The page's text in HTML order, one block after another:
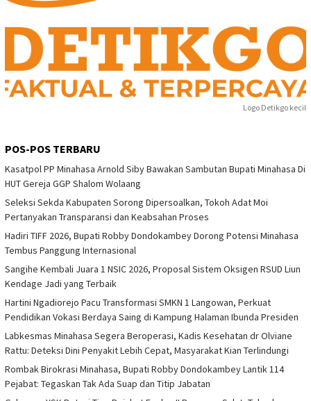
Logo Detikgo kecil
POS-POS TERBARU
Kasatpol PP Minahasa Arnold Siby Bawakan Sambutan Bupati Minahasa Di
HUT Gereja GGP Shalom Wolaang
Seleksi Sekda Kabupaten Sorong Dipersoalkan, Tokoh Adat Moi
Pertanyakan Transparansi dan Keabsahan Proses
Hadiri TIFF 2026, Bupati Robby Dondokambey Dorong Potensi Minahasa
Tembus Panggung Internasional
Sangihe Kembali Juara 1 NSIC 2026, Proposal Sistem Oksigen RSUD Liun
Kendage Jadi yang Terbaik
Hartini Ngadiorejo Pacu Transformasi SMKN 1 Langowan, Perkuat
Pendidikan Vokasi Berdaya Saing di Kampung Halaman Ibunda Presiden
Labkesmas Minahasa Segera Beroperasi, Kadis Kesehatan dr Olviane
Rattu: Deteksi Dini Penyakit Lebih Cepat, Masyarakat Kian Terlindungi
Rombak Birokrasi Minahasa, Bupati Robby Dondokambey Lantik 114
Pejabat: Tegaskan Tak Ada Suap dan Titip Jabatan